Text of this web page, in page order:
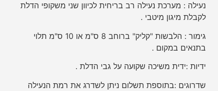
נעילה : מערכת נעילה רב בריחית לכיוון שני משקופי הדלת
לקבלת מיגון מיטבי .
גימור : הלבשות "קליק" ברוחב 8 ס"מ או 10 ס"מ תלוי
בתנאים במקום .
ידיות :ידית משיכה שקועה על גבי הדלת .
שדרוגים :בתוספת תשלום ניתן לשדרג את רמת הנעילה